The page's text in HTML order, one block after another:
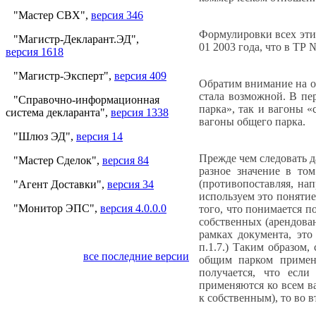
"Мастер СВХ", версия 346
"Магистр-Декларант.ЭД",
версия 1618
"Магистр-Эксперт", версия 409
"Справочно-информационная
система декларанта", версия 1338
"Шлюз ЭД", версия 14
"Мастер Сделок", версия 84
"Агент Доставки", версия 34
"Монитор ЭПС", версия 4.0.0.0
все последние версии
Формулировки всех
01 2003 года, что в ТР
Обратим внимание на
стала возможной. В
парка», так и вагоны
вагоны общего парка.
Прежде чем следовать
разное значение в
(противопоставляя,
используем это
того, что понимается
собственных
рамках документа,
п.1.7.) Таким образом,
общим парком
получается, что
применяются ко всем
к собственным), то во